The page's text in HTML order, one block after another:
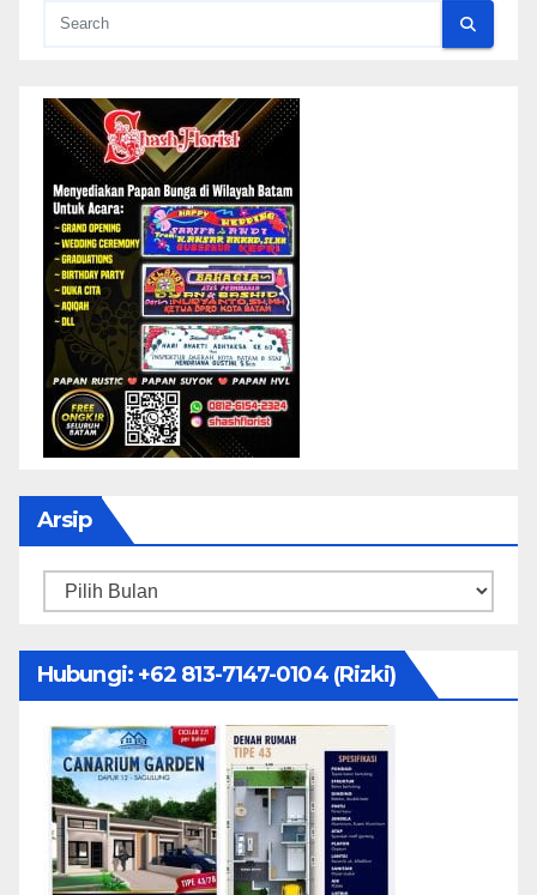
Arsip
Arsip
Hubungi: ‪+62 813-7147-0104‬ (Rizki)